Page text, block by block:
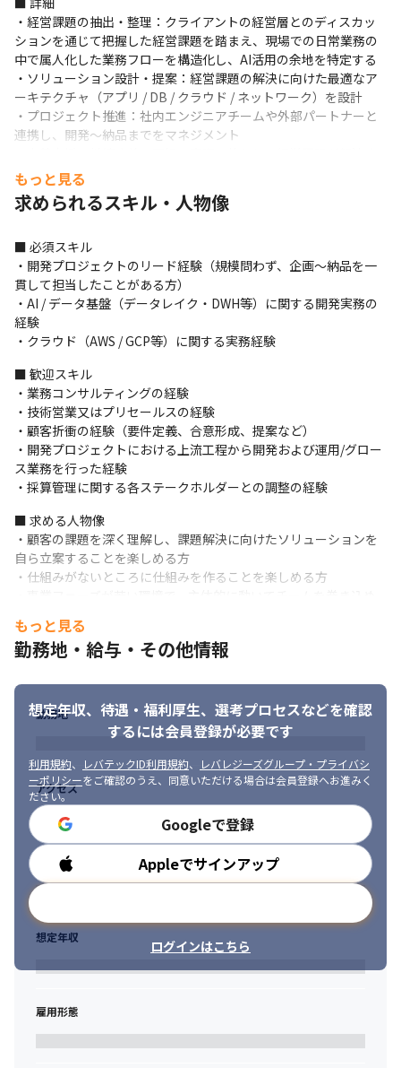
・経営課題の抽出・整理：クライアントの経営層とのディスカッ
ションを通じて把握した経営課題を踏まえ、現場での日常業務の
中で属人化した業務フローを構造化し、AI活用の余地を特定する
・ソリューション設計・提案：経営課題の解決に向けた最適なア
ーキテクチャ（アプリ / DB / クラウド / ネットワーク）を設計
・プロジェクト推進：社内エンジニアチームや外部パートナーと
連携し、開発〜納品までをマネジメント
れた状態まで伴走支援・継続改善を実施
■ 募集背景
自のポジションを確立しつつあるスタートアップです。設立から
短期間で複数の契約実績を積み上げており、さらに事業を伸ばす
には、企画・設計〜実装〜定着までの一連のプロジェクトを推進
できる組織体制の強化が不可欠です。
より多くの領域で日本の産業変革をリードし”国家の10X”を実現す
るという私たちのミッションに共感してくださる、チャレンジ精
もっと見る
求められるスキル・人物像
■ 必須スキル
・開発プロジェクトのリード経験（規模問わず、企画〜納品を一
貫して担当したことがある方）
・AI / データ基盤（データレイク・DWH等）に関する開発実務の
経験
・クラウド（AWS / GCP等）に関する実務経験
■ 歓迎スキル
・業務コンサルティングの経験
・技術営業又はプリセールスの経験
・顧客折衝の経験（要件定義、合意形成、提案など）
・開発プロジェクトにおける上流工程から開発および運用/グロー
ス業務を行った経験
・採算管理に関する各ステークホルダーとの調整の経験
■ 求める人物像
・顧客の課題を深く理解し、課題解決に向けたソリューションを
自ら立案することを楽しめる方
・仕組みがないところに仕組みを作ることを楽しめる方
もっと見る
勤務地・給与・その他情報
想定年収、待遇・福利厚生、 選考プロセスなどを確認
するには会員登録が必要です
利用規約、 レバテックID利用規約、
レバレジーズグループ・プライバシ
ーポリシーをご確認のうえ、同意いただける場合は会員登録へお進みく
ださい。
Googleで登録
Appleでサインアップ
ログインはこちら
勤務地
アクセス
勤務時間
想定年収
雇用形態